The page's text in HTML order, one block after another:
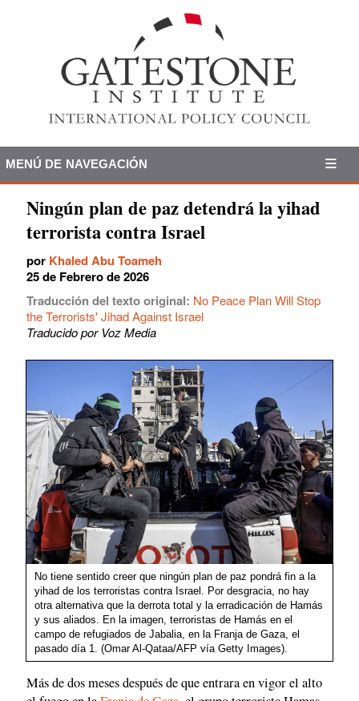
MENÚ DE NAVEGACIÓN
Ningún plan de paz detendrá la yihad
terrorista contra Israel
por Khaled Abu Toameh
25 de Febrero de 2026
Traducción del texto original: No Peace Plan Will Stop
the Terrorists' Jihad Against Israel
Traducido por Voz Media
No tiene sentido creer que ningún plan de paz pondrá fin a la
yihad de los terroristas contra Israel. Por desgracia, no hay
otra alternativa que la derrota total y la erradicación de Hamás
y sus aliados. En la imagen, terroristas de Hamás en el
campo de refugiados de Jabalia, en la Franja de Gaza, el
pasado día 1. (Omar Al-Qataa/AFP vía Getty Images).
Más de dos meses después de que entrara en vigor el alto